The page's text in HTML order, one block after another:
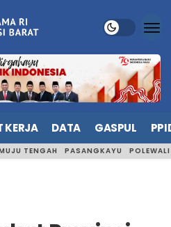
KERJA DATA GASPUL
TENGAH PASANGKAYU